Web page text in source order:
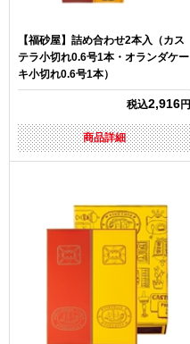
【福砂屋】詰め合わせ2本入（カス
テラ小切れ0.6号1本・オランダケー
キ小切れ0.6号1本）
税込2,916円
商品詳細